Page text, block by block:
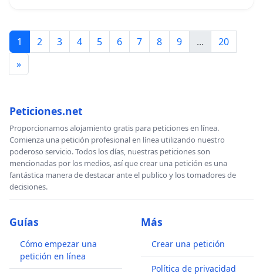
1 2 3 4 5 6 7 8 9 ...
20
»
Peticiones.net
Proporcionamos alojamiento gratis para peticiones en línea.
Comienza una petición profesional en línea utilizando nuestro
poderoso servicio. Todos los días, nuestras peticiones son
mencionadas por los medios, así que crear una petición es una
fantástica manera de destacar ante el publico y los tomadores de
decisiones.
Guías
Cómo empezar una
petición en línea
Más
Crear una petición
Política de privacidad